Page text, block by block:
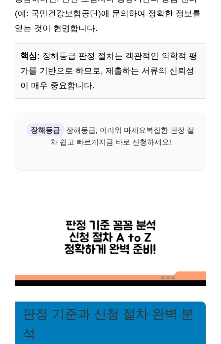
(예: 국민건강보험공단)에 문의하여 정확한 정보를
얻는 것이 현명합니다.
핵심: 장해등급 판정 절차는 객관적인 의학적 평
가를 기반으로 하므로, 제출하는 서류의 신뢰성
이 매우 중요합니다.
장해등급
장해등급, 어려워 마세요복잡한 판정 절
차 쉽고 빠르게지금 바로 신청하세요!
판정 기준과 신청 절차 완벽 분
석